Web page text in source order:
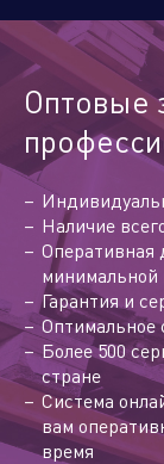
Оптовые
Наличие
Оперативная
минимальной
Гарантия и
Оптимальное
Более 500
стране
Система
вам
время